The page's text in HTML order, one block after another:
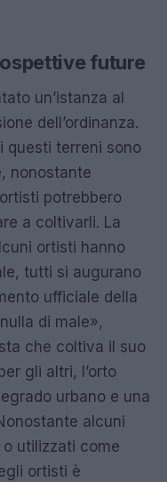
future
un’istanza al
dell’ordinanza.
questi terreni sono
nonostante
potrebbero
a coltivarli. La
ortisti hanno
tutti si augurano
ufficiale della
di male»,
che coltiva il suo
gli altri, l’orto
urbano e una
alcuni
utilizzati come
ortisti è